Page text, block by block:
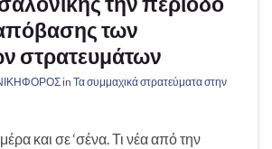
των
στρατευμάτων
in Τα συμμαχικά στρατεύματα στην
και σε ‘σένα. Τι νέα από την